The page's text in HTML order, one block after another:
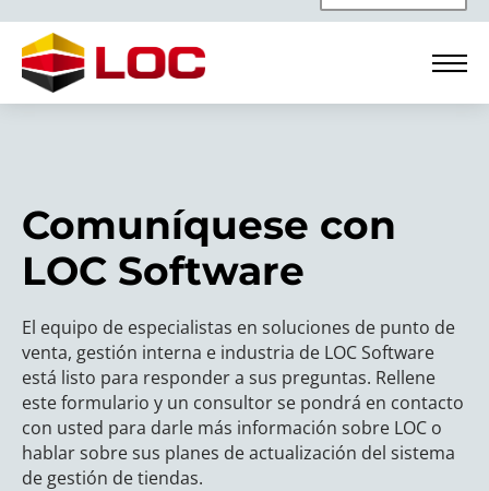
Comuníquese con
LOC Software
El equipo de especialistas en soluciones de punto de
venta, gestión interna e industria de LOC Software
está listo para responder a sus preguntas. Rellene
este formulario y un consultor se pondrá en contacto
con usted para darle más información sobre LOC o
hablar sobre sus planes de actualización del sistema
de gestión de tiendas.